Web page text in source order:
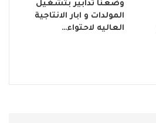
وضعنا تدابير بتشغيل
المولدات و ابار الانتاجية
العاليه لاحتواء…